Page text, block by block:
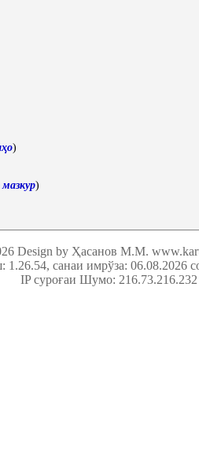
)
)
Design by Ҳасанов М.М.
1.26.54, санаи имрўза: 06.08.2026
IP суроғаи Шумо: 216.73.216.232